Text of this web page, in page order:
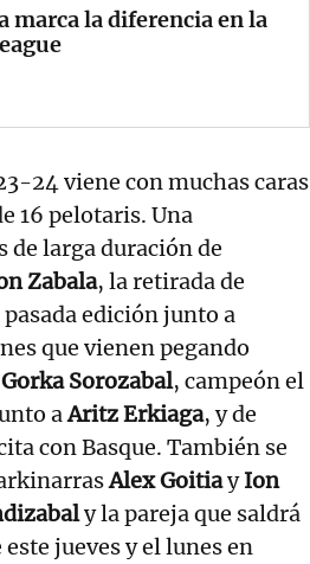
marca la diferencia en la
24 viene con muchas caras
16 pelotaris. Una
de larga duración de
Zabala, la retirada de
edición junto a
que vienen pegando
Gorka Sorozabal, campeón el
aAritz Erkiaga, y de
con Basque. También se
Alex GoitiayIon
y la pareja que saldrá
jueves y el lunes en